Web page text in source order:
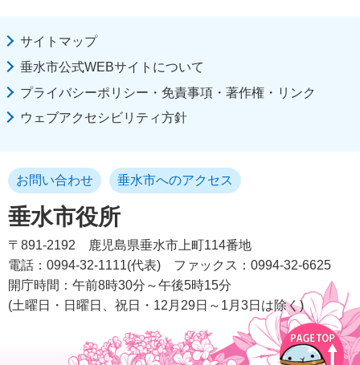
サイトマップ
垂水市公式WEBサイトについて
プライバシーポリシー・免責事項・著作権・リンク
ウェブアクセシビリティ方針
垂水市役所
お問い合わせ 垂水市へのアクセス
〒891-2192
鹿児島県垂水市上町114番地
電話：0994-32-1111(代表)
ファックス：0994-32-6625
開庁時間：午前8時30分～午後5時15分
(土曜日・日曜日、祝日・12月29日～1月3日は除く)